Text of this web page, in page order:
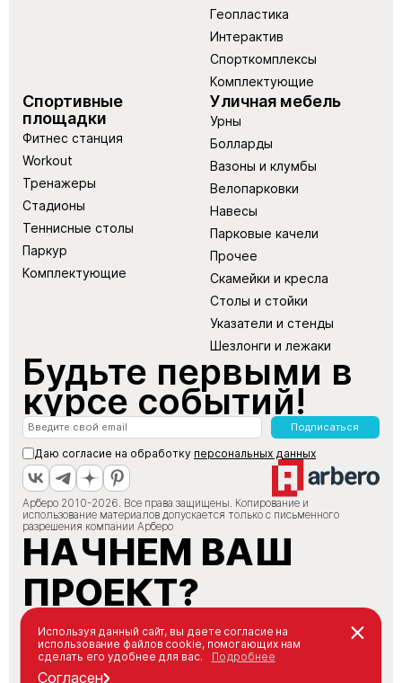
Геопластика
Интерактив
Спорткомплексы
Комплектующие
Спортивные
площадки
Фитнес станция
Workout
Тренажеры
Стадионы
Теннисные столы
Паркур
Комплектующие
Уличная мебель
Урны
Болларды
Вазоны и клумбы
Велопарковки
Навесы
Парковые качели
Прочее
Скамейки и кресла
Столы и стойки
Указатели и стенды
Шезлонги и лежаки
Будьте первыми в
курсе событий!
Подписаться
Даю согласие на обработку персональных данных
Арберо 2010-2026. Все права защищены. Копирование и
использование материалов допускается только с письменного
разрешения компании Арберо
НАЧНЕМ ВАШ
ПРОЕКТ?
+7 (495) 147-66-88
info@arbero.ru
Используя данный сайт, вы даете согласие на
использование файлов cookie, помогающих нам
сделать его удобнее для вас.
Подробнее
Согласен